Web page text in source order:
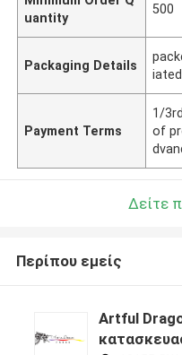
uantity
500
Packaging Details
iated
Payment Terms
1/
of
Δείτε
Περίπου εμείς
Artful